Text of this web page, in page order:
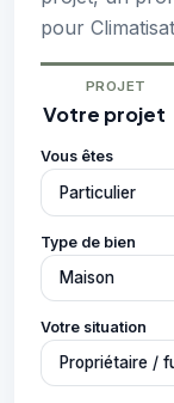
pour
PROJET
Votre projet
Vous êtes
Type de bien
Votre situation